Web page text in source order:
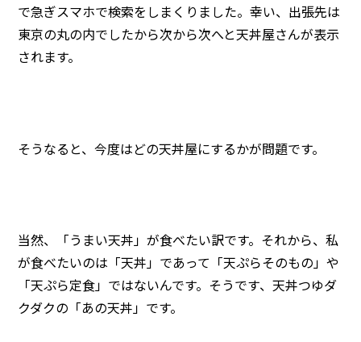
で急ぎスマホで検索をしまくりました。幸い、出張先は
東京の丸の内でしたから次から次へと天丼屋さんが表示
されます。
そうなると、今度はどの天丼屋にするかが問題です。
当然、「うまい天丼」が食べたい訳です。それから、私
が食べたいのは「天丼」であって「天ぷらそのもの」や
「天ぷら定食」ではないんです。そうです、天丼つゆダ
クダクの「あの天丼」です。